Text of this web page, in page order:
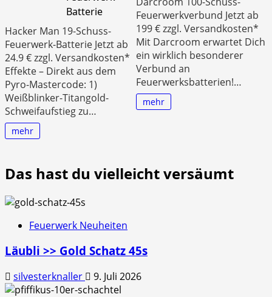
Batterie
Hacker Man 19-Schuss-
Feuerwerk-Batterie Jetzt ab
24.9 € zzgl. Versandkosten*
Effekte – Direkt aus dem
Pyro-Mastercode: 1)
Weißblinker-Titangold-
Schweifaufstieg zu…
mehr
Feuerwerkverbund Jetzt ab
199 € zzgl. Versandkosten*
Mit Darcroom erwartet Dich
ein wirklich besonderer
Verbund an
Feuerwerksbatterien!…
mehr
Das hast du vielleicht versäumt
Feuerwerk Neuheiten
Läubli >> Gold Schatz 45s
silvesterknaller 9. Juli 2026